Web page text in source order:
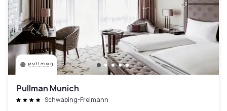
Pullman Munich
Schwabing-Freimann